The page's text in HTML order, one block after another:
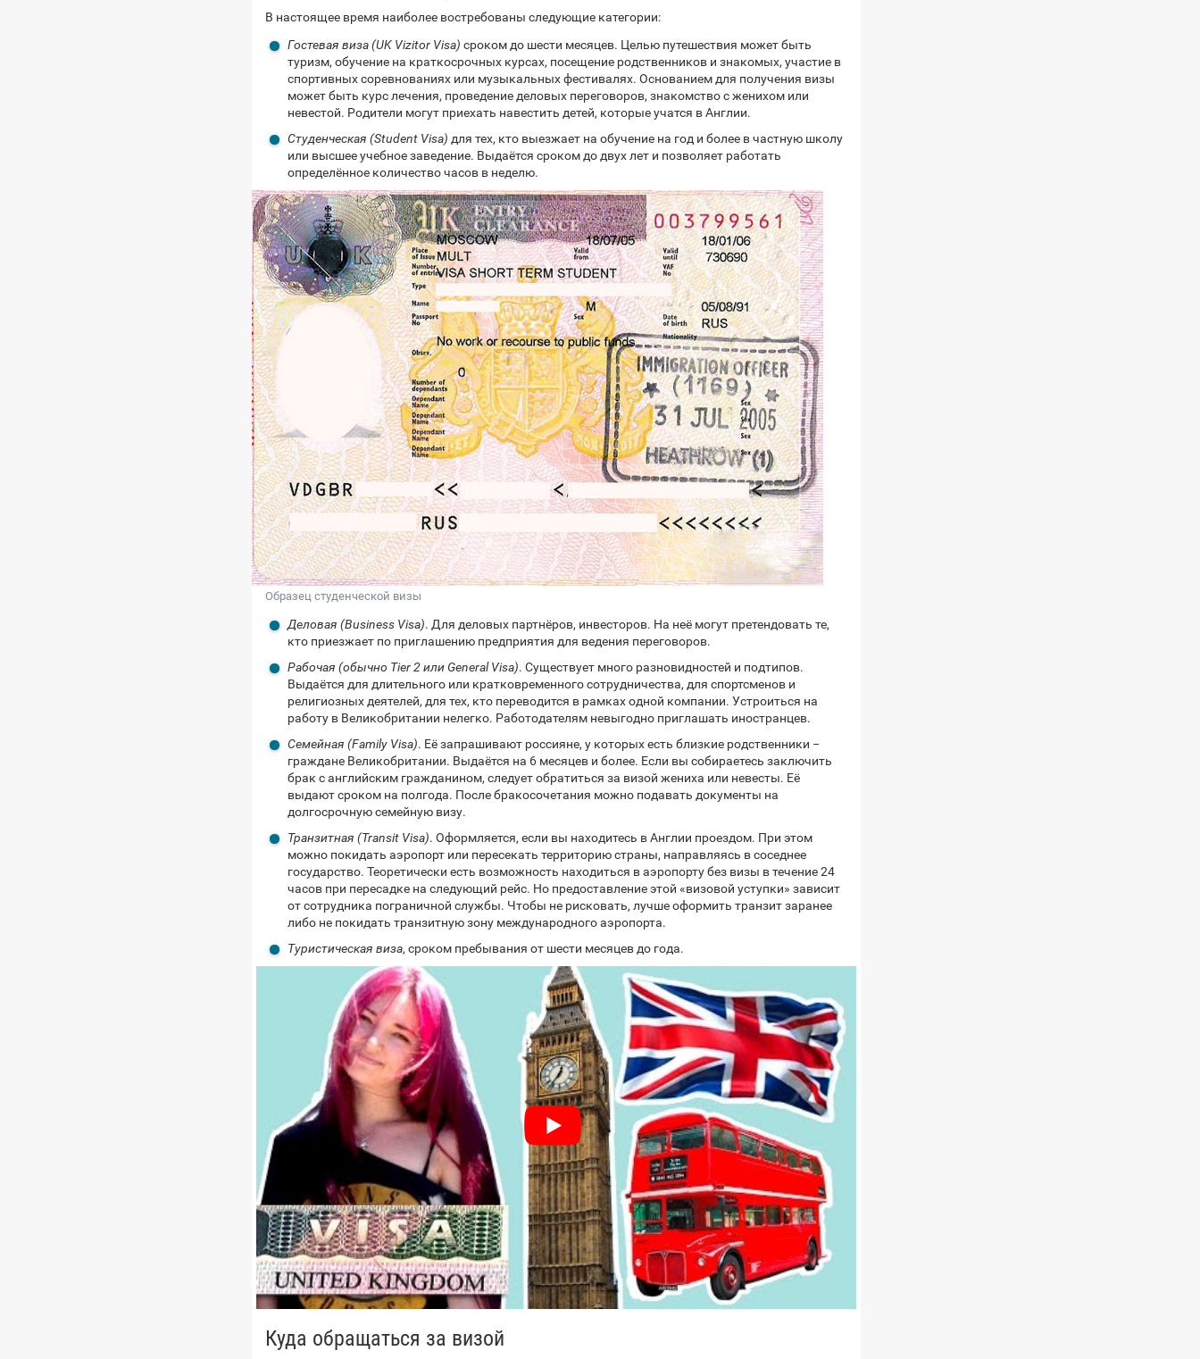
В настоящее время наиболее востребованы следующие категории:
Гостевая виза (UK Vizitor Visa) сроком до шести месяцев. Целью путешествия может быть
туризм, обучение на краткосрочных курсах, посещение родственников и знакомых, участие в
спортивных соревнованиях или музыкальных фестивалях. Основанием для получения визы
может быть курс лечения, проведение деловых переговоров, знакомство с женихом или
невестой. Родители могут приехать навестить детей, которые учатся в Англии.
Студенческая (Student Visa) для тех, кто выезжает на обучение на год и более в частную школу
или высшее учебное заведение. Выдаётся сроком до двух лет и позволяет работать
определённое количество часов в неделю.
Образец студенческой визы
Деловая (Business Visa). Для деловых партнёров, инвесторов. На неё могут претендовать те,
кто приезжает по приглашению предприятия для ведения переговоров.
Рабочая (обычно Tier 2 или General Visa). Существует много разновидностей и подтипов.
Выдаётся для длительного или кратковременного сотрудничества, для спортсменов и
религиозных деятелей, для тех, кто переводится в рамках одной компании. Устроиться на
работу в Великобритании нелегко. Работодателям невыгодно приглашать иностранцев.
Семейная (Family Visa). Её запрашивают россияне, у которых есть близкие родственники −
граждане Великобритании. Выдаётся на 6 месяцев и более. Если вы собираетесь заключить
брак с английским гражданином, следует обратиться за визой жениха или невесты. Её
выдают сроком на полгода. После бракосочетания можно подавать документы на
долгосрочную семейную визу.
Транзитная (Transit Visa). Оформляется, если вы находитесь в Англии проездом. При этом
можно покидать аэропорт или пересекать территорию страны, направляясь в соседнее
государство. Теоретически есть возможность находиться в аэропорту без визы в течение 24
часов при пересадке на следующий рейс. Но предоставление этой «визовой уступки» зависит
от сотрудника пограничной службы. Чтобы не рисковать, лучше оформить транзит заранее
либо не покидать транзитную зону международного аэропорта.
Туристическая виза, сроком пребывания от шести месяцев до года.
Куда обращаться за визой